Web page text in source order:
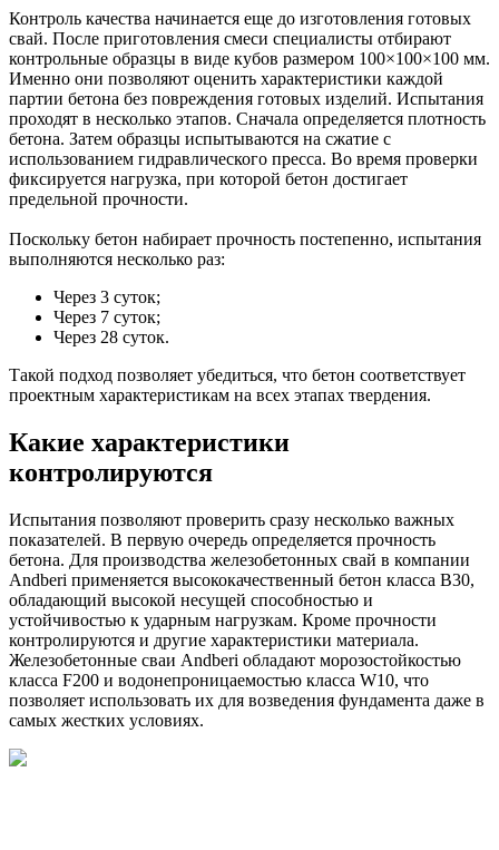
Контроль качества начинается еще до изготовления готовых
свай. После приготовления смеси специалисты отбирают
контрольные образцы в виде кубов размером 100×100×100 мм.
Именно они позволяют оценить характеристики каждой
партии бетона без повреждения готовых изделий. Испытания
проходят в несколько этапов. Сначала определяется плотность
бетона. Затем образцы испытываются на сжатие с
использованием гидравлического пресса. Во время проверки
фиксируется нагрузка, при которой бетон достигает
предельной прочности.
Поскольку бетон набирает прочность постепенно, испытания
выполняются несколько раз:
Через 3 суток;
Через 7 суток;
Через 28 суток.
Такой подход позволяет убедиться, что бетон соответствует
проектным характеристикам на всех этапах твердения.
Какие характеристики
контролируются
Испытания позволяют проверить сразу несколько важных
показателей. В первую очередь определяется прочность
бетона. Для производства железобетонных свай в компании
Andberi применяется высококачественный бетон класса В30,
обладающий высокой несущей способностью и
устойчивостью к ударным нагрузкам. Кроме прочности
контролируются и другие характеристики материала.
Железобетонные сваи Andberi обладают морозостойкостью
класса F200 и водонепроницаемостью класса W10, что
позволяет использовать их для возведения фундамента даже в
самых жестких условиях.